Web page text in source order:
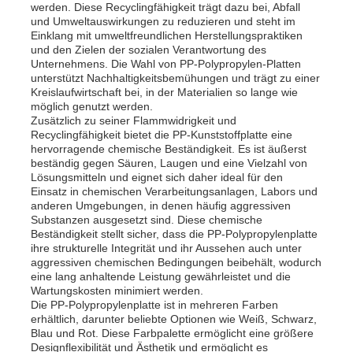
Startseite
Produkte
Über uns
Fabrik Tour
Qualitätskontrolle
Kontakt
werden. Diese Recyclingfähigkeit trägt dazu bei, Abfall
und Umweltauswirkungen zu reduzieren und steht im
Einklang mit umweltfreundlichen Herstellungspraktiken
und den Zielen der sozialen Verantwortung des
Unternehmens. Die Wahl von PP-Polypropylen-Platten
unterstützt Nachhaltigkeitsbemühungen und trägt zu einer
Kreislaufwirtschaft bei, in der Materialien so lange wie
möglich genutzt werden.
Zusätzlich zu seiner Flammwidrigkeit und
Recyclingfähigkeit bietet die PP-Kunststoffplatte eine
hervorragende chemische Beständigkeit. Es ist äußerst
beständig gegen Säuren, Laugen und eine Vielzahl von
Lösungsmitteln und eignet sich daher ideal für den
Einsatz in chemischen Verarbeitungsanlagen, Labors und
anderen Umgebungen, in denen häufig aggressiven
Substanzen ausgesetzt sind. Diese chemische
Beständigkeit stellt sicher, dass die PP-Polypropylenplatte
ihre strukturelle Integrität und ihr Aussehen auch unter
aggressiven chemischen Bedingungen beibehält, wodurch
eine lang anhaltende Leistung gewährleistet und die
Wartungskosten minimiert werden.
Die PP-Polypropylenplatte ist in mehreren Farben
erhältlich, darunter beliebte Optionen wie Weiß, Schwarz,
Blau und Rot. Diese Farbpalette ermöglicht eine größere
Designflexibilität und Ästhetik und ermöglicht es